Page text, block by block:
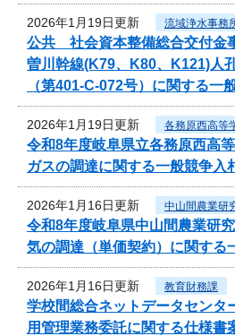
2026年1月19日更新 流域浄水事務
公共 社会資本整備総合交付金
曽川幹線(K79、K80、K121)人
（第401-C-072号）に関する一
2026年1月19日更新 各務原西高等
令和8年度岐阜県立各務原西高
ガスの調達に関する一般競争入
2026年1月16日更新 中山間農業研
令和8年度岐阜県中山間農業研
気の調達（単価契約）に関する
2026年1月16日更新 教育財務課
学校間総合ネットデータセンタ
用管理業務委託に関する仕様書